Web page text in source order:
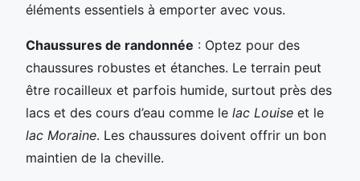
éléments essentiels à emporter avec vous.
Chaussures de randonnée : Optez pour des
chaussures robustes et étanches. Le terrain peut
être rocailleux et parfois humide, surtout près des
lacs et des cours d’eau comme le lac Louise et le
lac Moraine. Les chaussures doivent offrir un bon
maintien de la cheville.